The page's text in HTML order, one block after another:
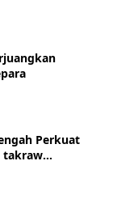
Perkuat
takraw